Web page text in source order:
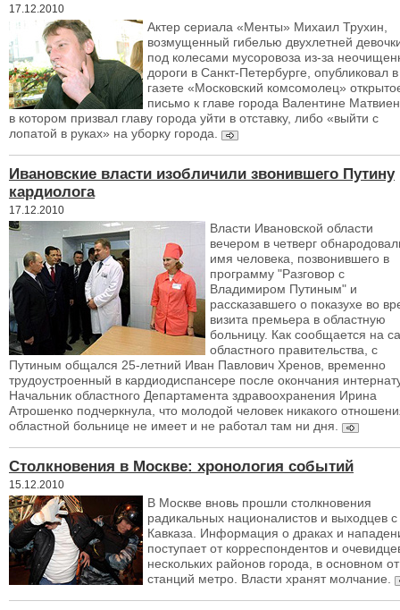
17.12.2010
Актер сериала «Менты» Михаил Трухин,
возмущенный гибелью двухлетней
под колесами мусоровоза из-за
дороги в Санкт-Петербурге, опубликовал в
газете «Московский комсомолец»
письмо к главе города Валентине
в котором призвал главу города уйти в отставку, либо «выйти с
лопатой в руках» на уборку города.
Ивановские власти изобличили звонившего Путину
кардиолога
17.12.2010
Власти Ивановской области
вечером в четверг
имя человека, позвонившего в
программу "Разговор с
Владимиром Путиным" и
рассказавшего о показухе во
визита премьера в областную
больницу. Как сообщается на
областного правительства, с
Путиным общался 25-летний Иван Павлович Хренов, временно
трудоустроенный в кардиодиспансере после окончания
Начальник областного Департамента здравоохранения Ирина
Атрошенко подчеркнула, что молодой человек никакого
областной больнице не имеет и не работал там ни дня.
Столкновения в Москве: хронология событий
15.12.2010
В Москве вновь прошли столкновения
радикальных националистов и выходцев с
Кавказа. Информация о драках и
поступает от корреспондентов и
нескольких районов города, в основном от
станций метро. Власти хранят молчание.